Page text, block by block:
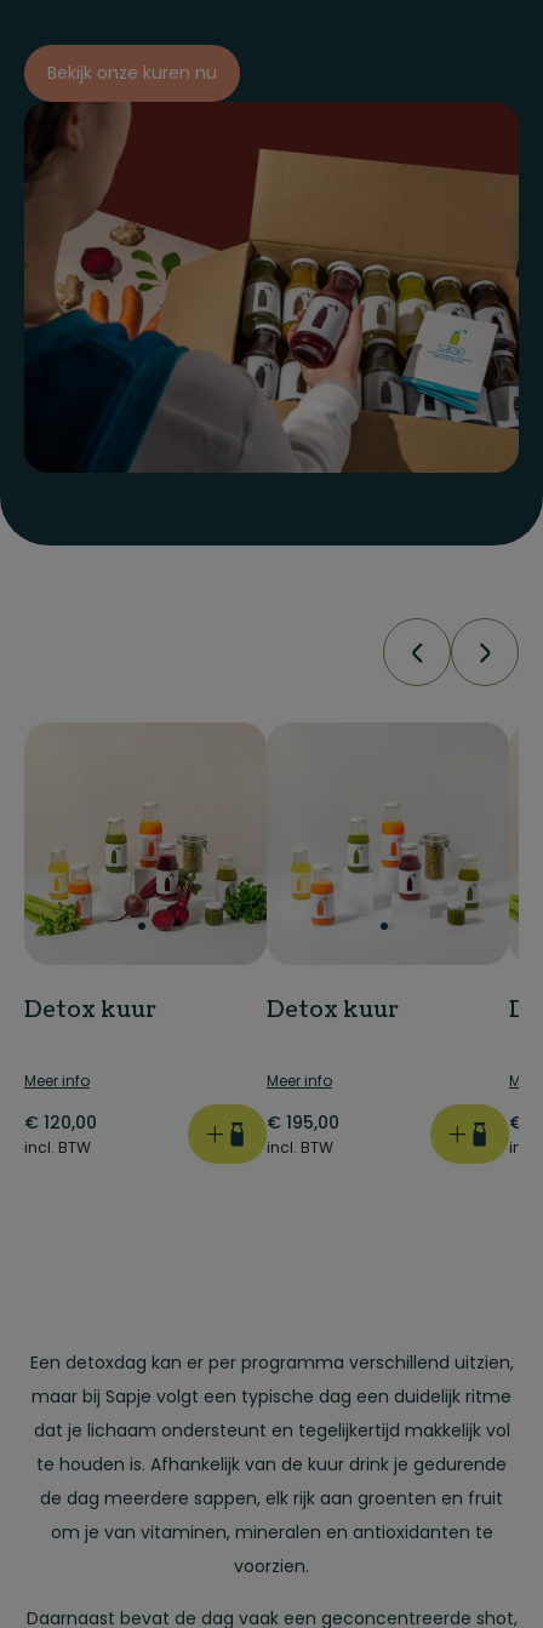
Bekijk onze kuren nu
Detox kuur
€ 120,00
incl. BTW
Meer info
Detox kuur
€ 195,00
incl. BTW
Meer info
€
incl.
Een detoxdag kan er per programma verschillend uitzien,
maar bij Sapje volgt een typische dag een duidelijk ritme
dat je lichaam ondersteunt en tegelijkertijd makkelijk vol
te houden is. Afhankelijk van de kuur drink je gedurende
de dag meerdere sappen, elk rijk aan groenten en fruit
om je van vitaminen, mineralen en antioxidanten te
voorzien.
Daarnaast bevat de dag vaak een geconcentreerde shot,